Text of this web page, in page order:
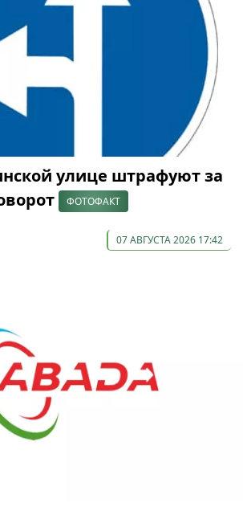
улице штрафуют за
ФОТОФАКТ
07 АВГУСТА 2026 17:42